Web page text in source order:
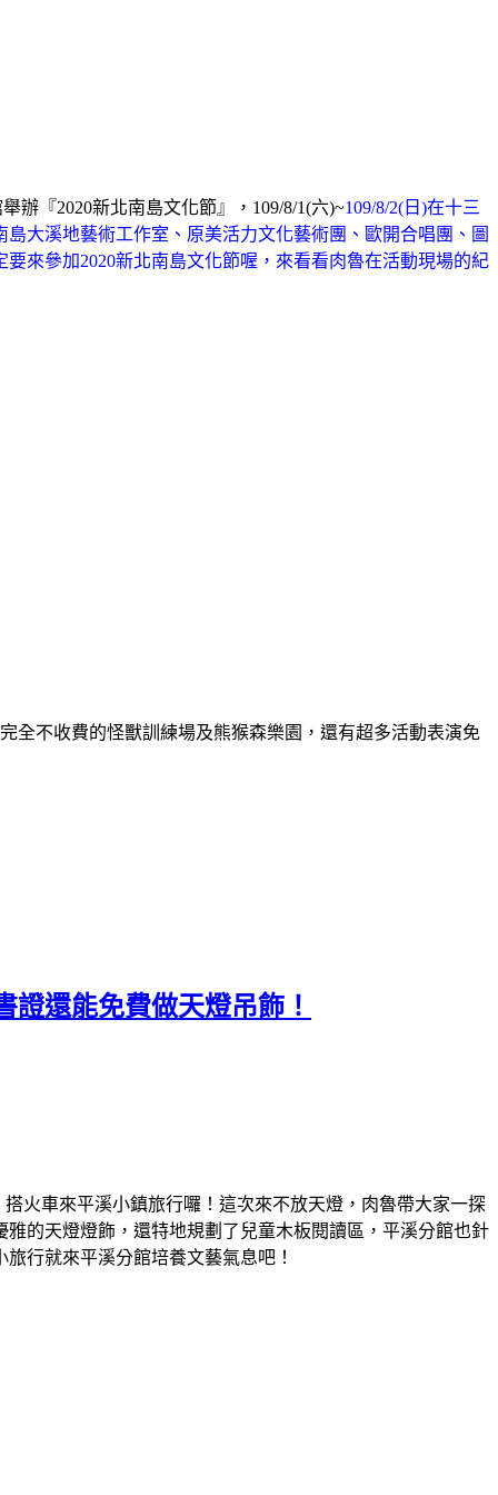
辦『2020新北南島文化節』，109/8/1(六)~109/8/2(日)在十三
大溪地藝術工作室、原美活力文化藝術團、歐開合唱團、圖
來參加2020新北南島文化節喔，來看看肉魯在活動現場的紀
全不收費的怪獸訓練場及熊猴森樂園，還有超多活動表演免
還能免費做天燈吊飾！
搭火車來平溪小鎮旅行囉！這次來不放天燈，肉魯帶大家一探
的天燈燈飾，還特地規劃了兒童木板閱讀區，平溪分館也針
行就來平溪分館培養文藝氣息吧！